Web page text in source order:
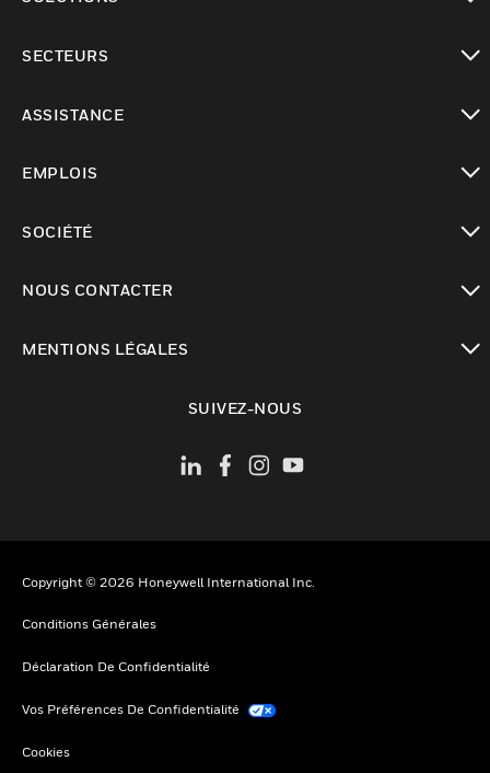
SECTEURS
ASSISTANCE
EMPLOIS
SOCIÉTÉ
NOUS CONTACTER
MENTIONS LÉGALES
SUIVEZ-NOUS
Copyright © 2026 Honeywell International Inc.
Conditions Générales
Déclaration De Confidentialité
Vos Préférences De Confidentialité
Cookies